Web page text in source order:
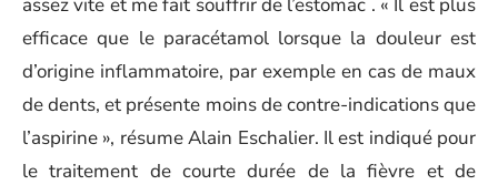
efficace que le paracétamol lorsque la douleur est
d’origine inflammatoire, par exemple en cas de maux
de dents, et présente moins de contre-indications que
l’aspirine », résume Alain Eschalier. Il est indiqué pour
le traitement de courte durée de la fièvre et de